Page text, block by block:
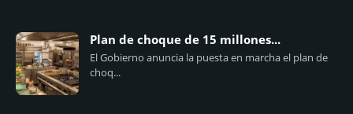
Plan de choque de 15 millones...
El Gobierno anuncia la puesta en marcha el plan de
choq...